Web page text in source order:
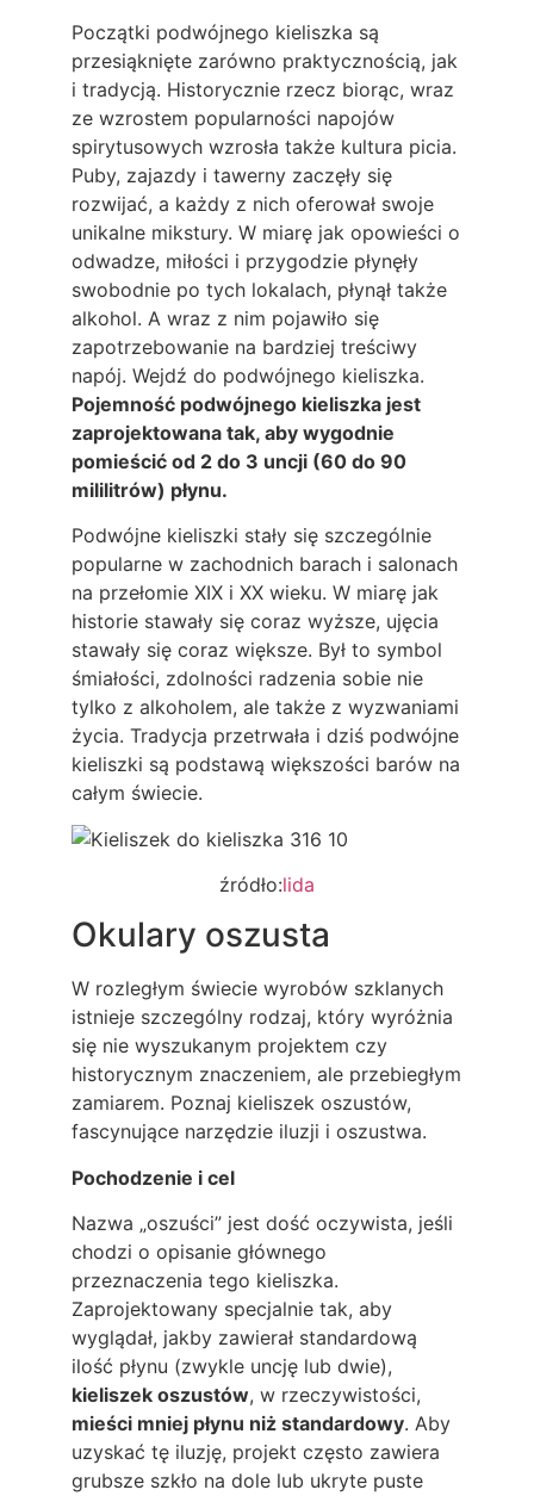
Początki podwójnego kieliszka są
przesiąknięte zarówno praktycznością, jak
i tradycją. Historycznie rzecz biorąc, wraz
ze wzrostem popularności napojów
spirytusowych wzrosła także kultura picia.
Puby, zajazdy i tawerny zaczęły się
rozwijać, a każdy z nich oferował swoje
unikalne mikstury. W miarę jak opowieści o
odwadze, miłości i przygodzie płynęły
swobodnie po tych lokalach, płynął także
alkohol. A wraz z nim pojawiło się
zapotrzebowanie na bardziej treściwy
napój. Wejdź do podwójnego kieliszka.
Pojemność podwójnego kieliszka jest
zaprojektowana tak, aby wygodnie
pomieścić od 2 do 3 uncji (60 do 90
mililitrów) płynu.
Podwójne kieliszki stały się szczególnie
popularne w zachodnich barach i salonach
na przełomie XIX i XX wieku. W miarę jak
historie stawały się coraz wyższe, ujęcia
stawały się coraz większe. Był to symbol
śmiałości, zdolności radzenia sobie nie
tylko z alkoholem, ale także z wyzwaniami
życia. Tradycja przetrwała i dziś podwójne
kieliszki są podstawą większości barów na
całym świecie.
źródło:lida
Okulary oszusta
W rozległym świecie wyrobów szklanych
istnieje szczególny rodzaj, który wyróżnia
się nie wyszukanym projektem czy
historycznym znaczeniem, ale przebiegłym
zamiarem. Poznaj kieliszek oszustów,
fascynujące narzędzie iluzji i oszustwa.
Pochodzenie i cel
Nazwa „oszuści” jest dość oczywista, jeśli
chodzi o opisanie głównego
przeznaczenia tego kieliszka.
Zaprojektowany specjalnie tak, aby
wyglądał, jakby zawierał standardową
ilość płynu (zwykle uncję lub dwie),
kieliszek oszustów, w rzeczywistości,
mieści mniej płynu niż standardowy. Aby
uzyskać tę iluzję, projekt często zawiera
grubsze szkło na dole lub ukryte puste